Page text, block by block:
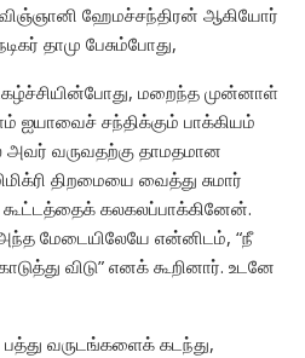
ஹேமச்சந்திரன் ஆகியோர்
தாமு பேசும்போது,
மறைந்த முன்னாள்
ஐயாவைச் சந்திக்கும் பாக்கியம்
அவர் வருவதற்கு தாமதமான
திறமையை வைத்து சுமார்
கூட்டத்தைக் கலகலப்பாக்கினேன்.
மேடையிலேயே என்னிடம், “நீ
விடு” எனக் கூறினார். உடனே
வருடங்களைக் கடந்து,